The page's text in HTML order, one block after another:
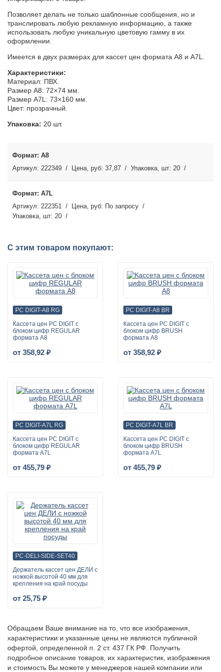
Позволяет делать не только шаблонные сообщения, но и
транслировать любую рекламную информацию, а также
использовать любую уникальную цветовую гамму в их
оформлении.
Имеется в двух размерах для кассет цен формата А8 и A7L.
Характеристики:
Материал: ПВХ.
Размер А8: 72×74 мм.
Размер A7L: 73×160 мм.
Цвет: прозрачный.
Упаковка: 20 шт.
А8
222349
37,87 20
А7L
222351
По запросу
20
С этим товаром покупают:
PC DIGIT-A8 RG
Кассета цен PC DIGIT с
блоком цифр REGULAR
формата A8
от 358,92 ₽
PC DIGIT-A8 BR
Кассета цен PC DIGIT с
блоком цифр BRUSH
формата A8
от 358,92 ₽
PC DIGIT-A7L RG
Кассета цен PC DIGIT с
блоком цифр REGULAR
формата A7L
от 455,79 ₽
PC DIGIT-A7L BR
Кассета цен PC DIGIT с
блоком цифр BRUSH
формата A7L
от 455,79 ₽
PC-DELI-SIDE-SET40
Держатель кассет цен ДЕЛИ с
ножкой высотой 40 мм для
крепления на край посуды
от 25,75 ₽
Обращаем Ваше внимание на то, что все изображения,
характеристики и указанные цены не являются публичной
офертой, определенной п. 2 ст. 437 ГК РФ. Получить
подробное описание товаров, их характеристик, изображения
и стоимость Вы можете у менеджеров нашей компании или